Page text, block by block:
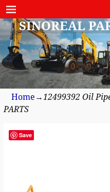
SINOREAL
Home → 12499392 Oil
PARTS
Save